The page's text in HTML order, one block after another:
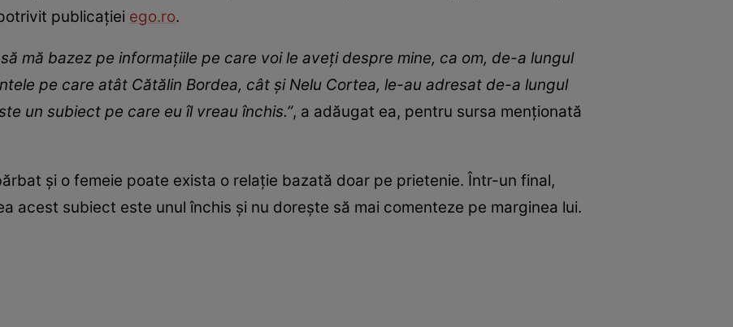
publicației ego.ro.
mă bazez pe informațiile pe care voi le aveți despre mine, ca om, de-a lungul
pe care atât Cătălin Bordea, cât și Nelu Cortea, le-au adresat de-a lungul
un subiect pe care eu îl vreau închis.”, a adăugat ea, pentru sursa menționată
și o femeie poate exista o relație bazată doar pe prietenie. Într-un final,
acest subiect este unul închis și nu dorește să mai comenteze pe marginea lui.